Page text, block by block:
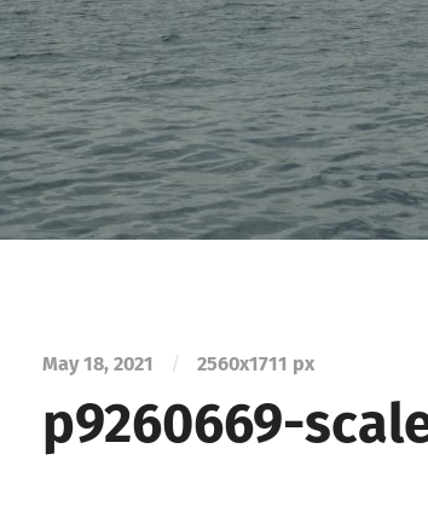
May 18, 2021 / 2560x1711 px
p9260669-